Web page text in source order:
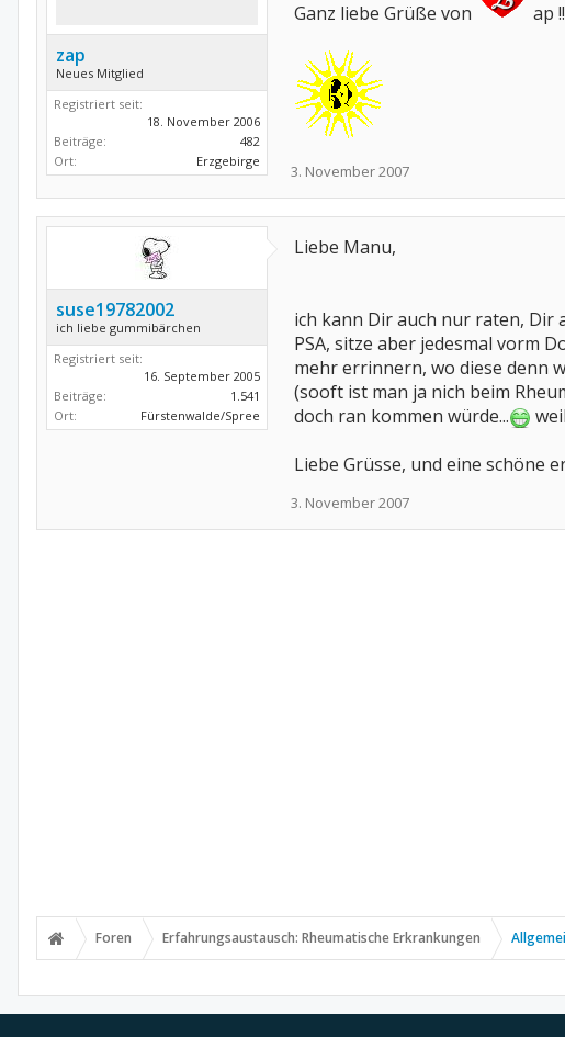
zap
Neues Mitglied
Registriert seit:
18. November 2006
Beiträge:
482
Ort:
Erzgebirge
Ganz liebe Grüße von ap
3. November 2007
suse19782002
ich liebe gummibärchen
Registriert seit:
16. September 2005
Beiträge:
1.541
Ort:
Fürstenwalde/Spree
Liebe Manu,
ich kann Dir auch nur raten, Dir
PSA, sitze aber jedesmal vorm
mehr errinnern, wo diese denn
(sooft ist man ja nich beim
doch ran kommen würde...
Liebe Grüsse, und eine schöne
3. November 2007
Foren Erfahrungsaustausch: Rheumatische Erkrankungen